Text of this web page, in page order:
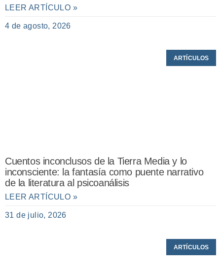
LEER ARTÍCULO »
4 de agosto, 2026
ARTÍCULOS
Cuentos inconclusos de la Tierra Media y lo
inconsciente: la fantasía como puente narrativo
de la literatura al psicoanálisis
LEER ARTÍCULO »
31 de julio, 2026
ARTÍCULOS